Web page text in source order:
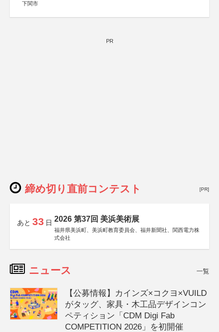
下関市
PR
締め切り直前コンテスト [PR]
あと 33 日 2026 第37回 美浜美術展
福井県美浜町、美浜町教育委員会、福井新聞社、関西電力株
式会社
ニュース 一覧
【公募情報】カインズ×コクヨ×VUILD
がタッグ、家具・木工品デザインコン
ペティション「CDM Digi Fab
COMPETITION 2026」を初開催